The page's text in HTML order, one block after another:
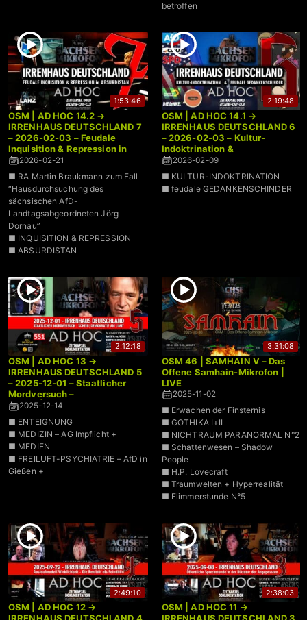
betroffen
1:53:46
OSM | AD HOC 14.2 →
IRRENHAUS DEUTSCHLAND 7
– 2026-02-03 – Feudale
Inquisition & Repression in
Absurdistan
2026-02-21
■ RA Martin Braukmann zum Fall
“Hausdurchsuchung des
sächsischen AfD-
Landtagsabgeordneten Jörg
Dornau”
■ INQUISITION & REPRESSION
■ ABSURDISTAN
2:19:48
OSM | AD HOC 14.1 →
IRRENHAUS DEUTSCHLAND 6
– 2026-02-03 – Kultur-
Indoktrination &
Gedankenschinder
2026-02-09
■ KULTUR-INDOKTRINATION
■ feudale GEDANKENSCHINDER
2:12:18
OSM | AD HOC 13 →
IRRENHAUS DEUTSCHLAND 5
– 2025-12-01 – Staatlicher
Mordversuch –
Schein|Demokratie am Limit
2025-12-14
■ ENTEIGNUNG
■ MEDIZIN – AG Impflicht +
■ MEDIEN
■ FREILUFT-PSYCHIATRIE – AfD in
Gießen +
3:31:08
OSM 46 | SAMHAIN V – Das
Offene Samhain-Mikrofon |
LIVE
2025-11-02
■ Erwachen der Finsternis
■ GOTHIKA I+II
■ NICHTRAUM PARANORMAL N°2
■ Schattenwesen – Shadow
People
■ H.P. Lovecraft
■ Traumwelten + Hyperrealität
■ Flimmerstunde N°5
2:49:10
OSM | AD HOC 12 →
2:38:03
OSM | AD HOC 11 →